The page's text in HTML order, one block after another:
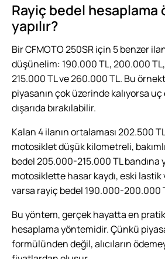
Rayiç bedel hesaplama
yapılır?
Bir CFMOTO 250SR için 5 benzer
düşünelim: 190.000 TL, 200.000
215.000 TL ve 260.000 TL. Bu
piyasanın çok üzerinde kalıyorsa
dışarıda bırakılabilir.
Kalan 4 ilanın ortalaması 202.500
motosiklet düşük kilometreli,
bedel 205.000-215.000 TL bandına
motosiklette hasar kaydı, eski lastik
varsa rayiç bedel 190.000-200.000
Bu yöntem, gerçek hayatta en
hesaplama yöntemidir. Çünkü
formülünden değil, alıcıların